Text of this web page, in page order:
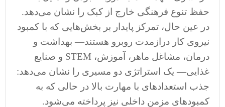
حفظ تنوع فرهنگی خارج از کبک را نشان می‌دهد.
در عین حال، تمرکز پایدار بر بخش‌هایی که با کمبود
نیروی کار درازمدت روبرو هستند— بهداشت و
درمان، مشاغل ماهر، آموزش، STEM و صنایع
غذایی— یک استراتژی دو مسیری را نشان می‌دهد:
جذب استعدادهای با مهارت بالا در حالی که به
کمبودهای مزمن داخلی نیز پرداخته می‌شود.